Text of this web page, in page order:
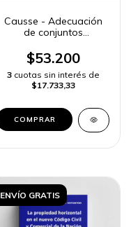
Causse - Adecuación
de conjuntos
$53.200
3 cuotas sin interés de
$17.733,33
COMPRAR
ENVÍO GRATIS